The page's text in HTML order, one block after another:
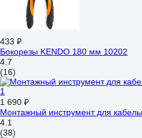
433 ₽
Бокорезы KENDO 180 мм 10202
4.7
(16)
1 690 ₽
Монтажный инструмент для
4.1
(38)